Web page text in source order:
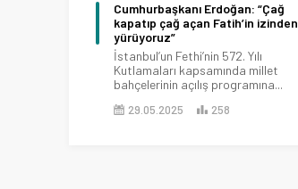
Cumhurbaşkanı Erdoğan: “Çağ
kapatıp çağ açan Fatih’in izinden
yürüyoruz”
İstanbul’un Fethi’nin 572. Yılı
Kutlamaları kapsamında millet
bahçelerinin açılış programına...
29.05.2025 258